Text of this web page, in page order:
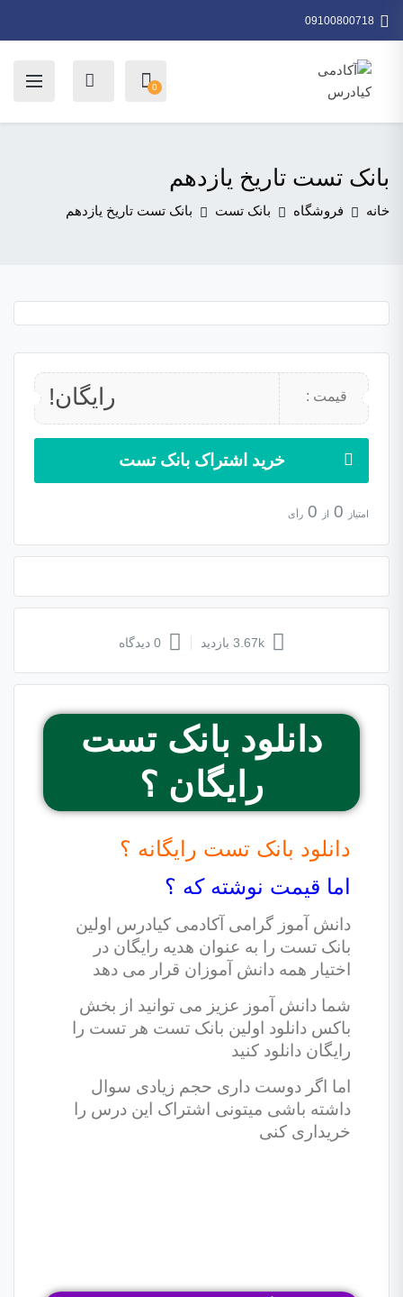
09100800718
0
بانک تست تاریخ یازدهم
خانه فروشگاه بانک تست بانک تست تاریخ یازدهم
قیمت : رایگان!
خرید اشتراک بانک تست
امتیاز 0 از 0 رأی
3.67k بازدید 0 دیدگاه
دانلود بانک تست
رایگان ؟
دانلود بانک تست رایگانه ؟
اما قیمت نوشته که ؟
دانش آموز گرامی آکادمی کیادرس اولین
بانک تست را به عنوان هدیه رایگان در
اختیار همه دانش آموزان قرار می دهد
شما دانش آموز عزیز می توانید از بخش
باکس دانلود اولین بانک تست هر تست را
رایگان دانلود کنید
اما اگر دوست داری حجم زیادی سوال
داشته باشی میتونی اشتراک این درس را
خریداری کنی